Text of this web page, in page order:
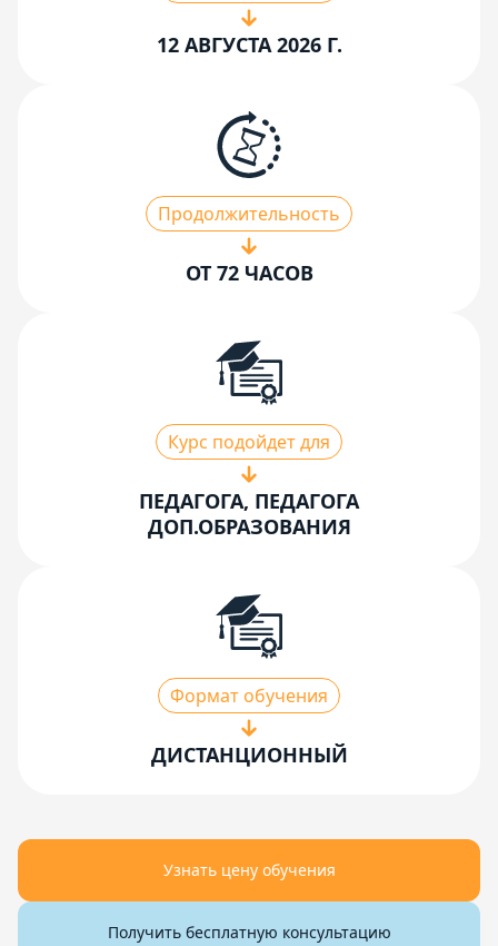
12 АВГУСТА 2026 Г.
Продолжительность
ОТ 72 ЧАСОВ
Курс подойдет для
ПЕДАГОГА, ПЕДАГОГА
ДОП.ОБРАЗОВАНИЯ
Формат обучения
ДИСТАНЦИОННЫЙ
Узнать цену обучения
Получить бесплатную консультацию